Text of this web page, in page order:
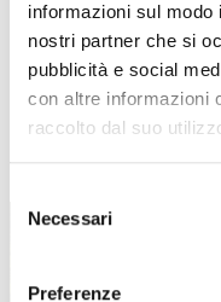
informazioni sul
nostri partner che si
pubblicità e social
con altre informazioni
raccolto dal suo
delNecessari
Preferenze
TUTTE LE CATEGORIE